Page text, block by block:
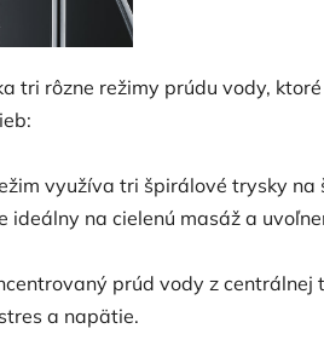
tri rôzne režimy prúdu vody,
využíva tri špirálové trysky
ideálny na cielenú masáž a
prúd vody z
a napätie.